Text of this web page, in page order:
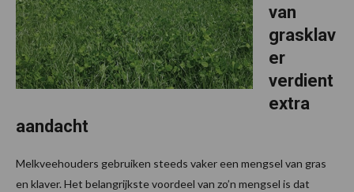
van
grasklav
er
verdient
extra
aandacht
Melkveehouders gebruiken steeds vaker een mengsel van gras
en klaver. Het belangrijkste voordeel van zo’n mengsel is dat